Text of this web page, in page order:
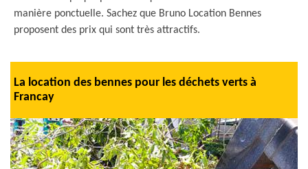
manière ponctuelle. Sachez que Bruno Location Bennes
proposent des prix qui sont très attractifs.
La location des bennes pour les déchets verts à
Francay